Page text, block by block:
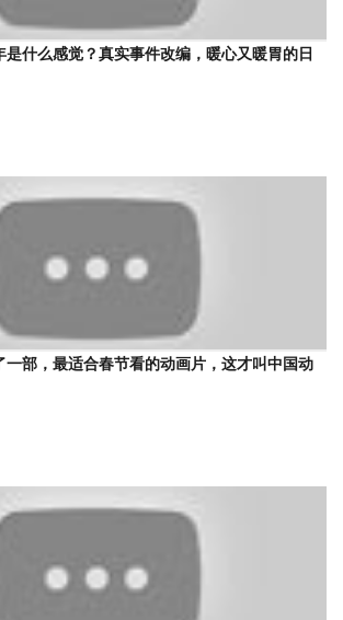
是什么感觉？真实事件改编，暖心又暖胃的日
一部，最适合春节看的动画片，这才叫中国动